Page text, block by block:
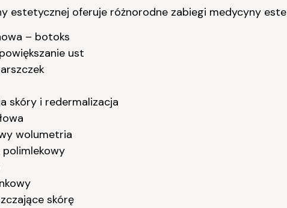
estetycznej oferuje różnorodne zabiegi medycyny
– botoks
ust
skóry i redermalizacja
wolumetria
polimlekowy
skórę